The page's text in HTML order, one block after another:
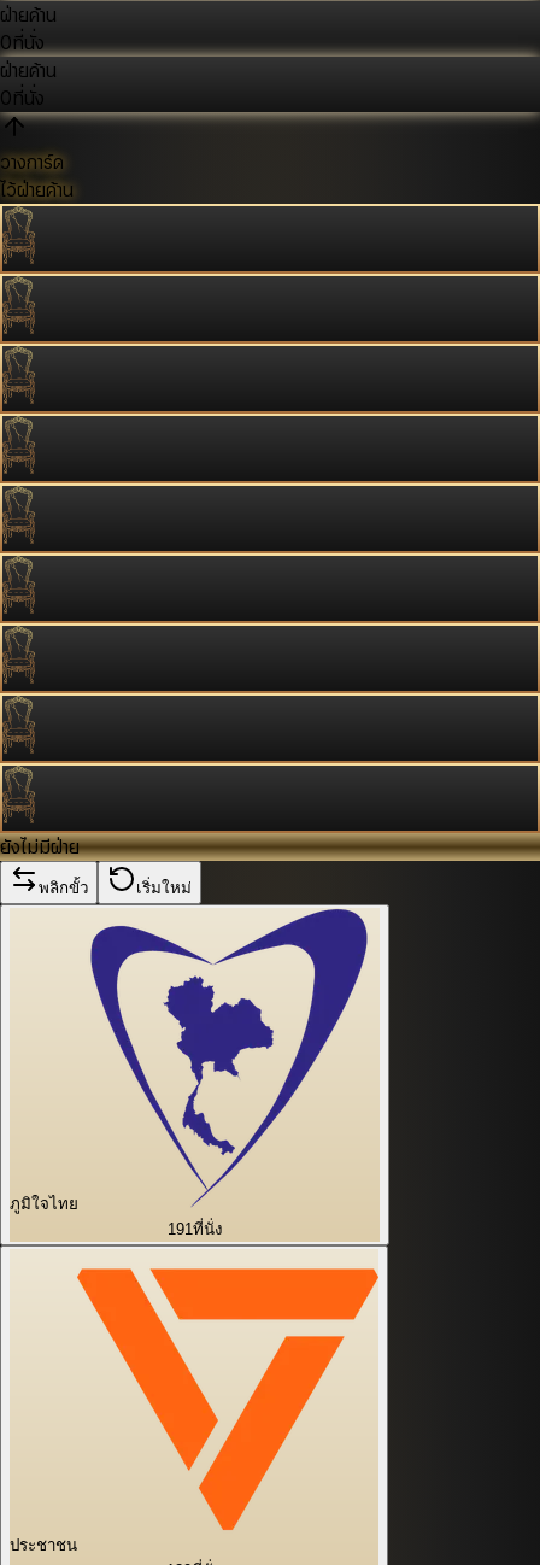
ฝ่ายค้าน
0ที่นั่ง
ฝ่ายค้าน
0ที่นั่ง
วางการ์ด
ไว้ฝ่ายค้าน
ยังไม่มีฝ่าย
พลิกขั้ว เริ่มใหม่
ภูมิใจไทย
191ที่นั่ง
ประชาชน